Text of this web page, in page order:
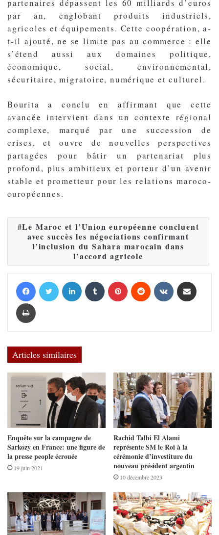
partenaires dépassent les 60 milliards d’euros
par an, englobant produits industriels,
agricoles et équipements. Cette coopération, a-
t-il ajouté, ne se limite pas au commerce : elle
s’étend aussi aux domaines politique,
économique, social, environnemental,
sécuritaire, migratoire, numérique et culturel.
Bourita a conclu en affirmant que cette
avancée intervient dans un contexte régional
complexe, marqué par une succession de
crises, et ouvre de nouvelles perspectives
partagées pour bâtir un partenariat plus
profond, plus ambitieux et porteur d’un avenir
stable et prometteur pour les relations maroco-
européennes.
Le Maroc et l’Union européenne concluent
avec succès les négociations confirmant
l’inclusion du Sahara marocain dans
l’accord agricole
Articles similaires
Enquête sur la campagne de
Sarkozy en France: une figure de
la presse people écrouée
19 juin 2021
Rachid Talbi El Alami
représente SM le Roi à la
cérémonie d’investiture du
nouveau président argentin
10 décembre 2023